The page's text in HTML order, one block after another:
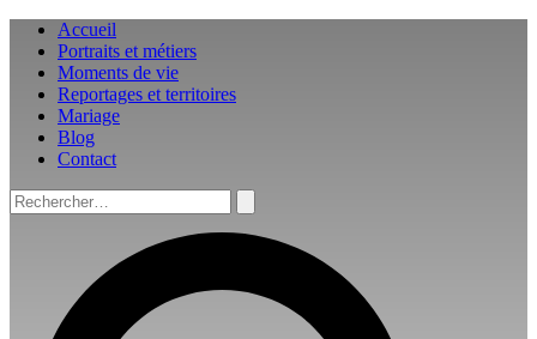
Aller
contenu
Accueil
Portraits et métiers
Moments de vie
Reportages et territoires
Mariage
Blog
Contact
Rechercher :